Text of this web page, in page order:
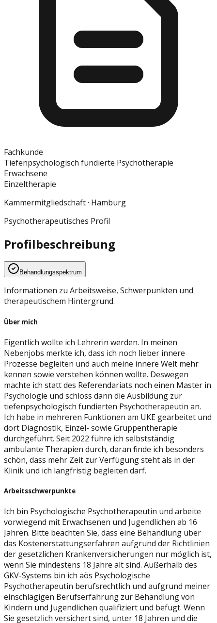
Fachkunde
Tiefenpsychologisch fundierte Psychotherapie
Erwachsene
Einzeltherapie
Kammermitgliedschaft · Hamburg
Psychotherapeutisches Profil
Profilbeschreibung
Behandlungsspektrum
Informationen zu Arbeitsweise, Schwerpunkten und
therapeutischem Hintergrund.
Über mich
Eigentlich wollte ich Lehrerin werden. In meinen
Nebenjobs merkte ich, dass ich noch lieber innere
Prozesse begleiten und auch meine innere Welt mehr
kennen sowie verstehen können wollte. Deswegen
machte ich statt des Referendariats noch einen Master in
Psychologie und schloss dann die Ausbildung zur
tiefenpsychologisch fundierten Psychotherapeutin an.
Ich habe in mehreren Funktionen am UKE gearbeitet und
dort Diagnostik, Einzel- sowie Gruppentherapie
durchgeführt. Seit 2022 führe ich selbstständig
ambulante Therapien durch, daran finde ich besonders
schön, dass mehr Zeit zur Verfügung steht als in der
Klinik und ich langfristig begleiten darf.
Arbeitsschwerpunkte
Ich bin Psychologische Psychotherapeutin und arbeite
vorwiegend mit Erwachsenen und Jugendlichen ab 16
Jahren. Bitte beachten Sie, dass eine Behandlung über
das Kostenerstattungserfahren aufgrund der Richtlinien
der gesetzlichen Krankenversicherungen nur möglich ist,
wenn Sie mindestens 18 Jahre alt sind. Außerhalb des
GKV-Systems bin ich aös Psychologische
Psychotherapeutin berufsrechtlich und aufgrund meiner
einschlägigen Berufserfahrung zur Behandlung von
Kindern und Jugendlichen qualifiziert und befugt. Wenn
Sie gesetzlich versichert sind, unter 18 Jahren und die